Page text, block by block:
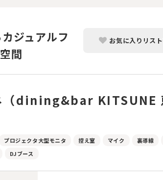
ジュアルフ
間
お気に入りリス
（dining&bar KITSUNE
プロジェクタ大型モニタ 控え室 マイク 裏導線
DJブース